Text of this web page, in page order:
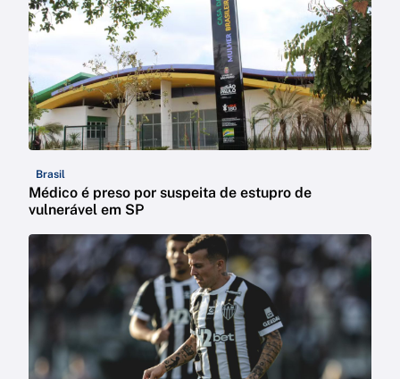
Brasil
Médico é preso por suspeita de estupro de
vulnerável em SP